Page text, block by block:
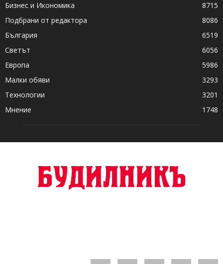
Бизнес и Икономика
8715
Подбрани от редактора
8086
България
6519
Светът
6056
Европа
5986
Малки обяви
3293
Технологии
3201
Мнение
1748